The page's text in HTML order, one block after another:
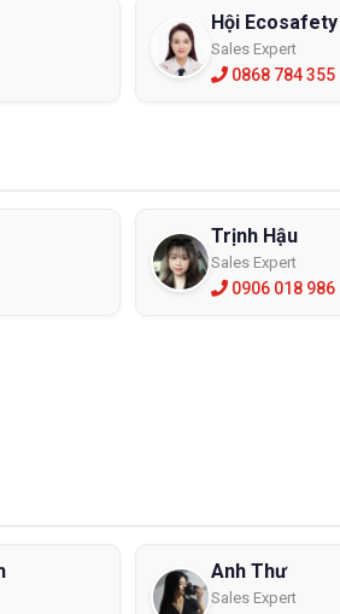
sử dung loại kính này để đảm bảo an
SK-3
2G
2016, nhưng ECO3D đang dần
ủng,...... thì kính chống tia laser cũng
tia laser chính hãng với giá thành
Hội Ecosafety
Sales Expert
0868 784 355
Trịnh Hậu
Sales Expert
0906 018 986
Anh Thư
Sales Expert